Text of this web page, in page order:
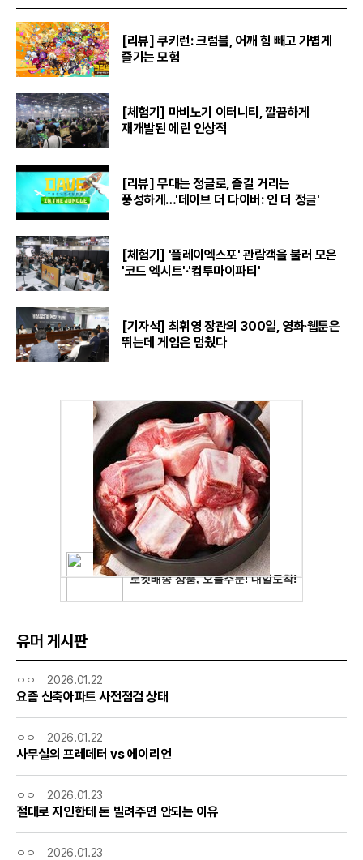
[리뷰] 쿠키런: 크럼블, 어깨 힘 빼고 가볍게
즐기는 모험
[체험기] 마비노기 이터니티, 깔끔하게
재개발된 에린 인상적
[리뷰] 무대는 정글로, 즐길 거리는
풍성하게…'데이브 더 다이버: 인 더 정글'
[체험기] '플레이엑스포' 관람객을 불러 모은
'코드 엑시트'·'컴투마이파티'
[기자석] 최휘영 장관의 300일, 영화·웹툰은
뛰는데 게임은 멈췄다
유머 게시판
ㅇㅇ 2026.01.22
요즘 신축아파트 사전점검 상태
ㅇㅇ 2026.01.22
사무실의 프레데터 vs 에이리언
ㅇㅇ 2026.01.23
절대로 지인한테 돈 빌려주면 안되는 이유
ㅇㅇ 2026.01.23